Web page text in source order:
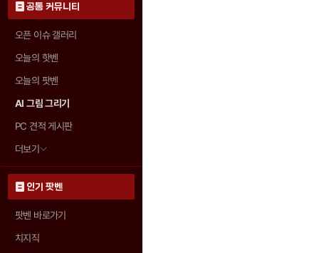
공통 커뮤니티
오픈 이슈 갤러리
오늘의 핫벤
오늘의 팟벤
AI 그림 그리기
PC 견적 게시판
더보기
인기 팟벤
팟벤 바로가기
치지직